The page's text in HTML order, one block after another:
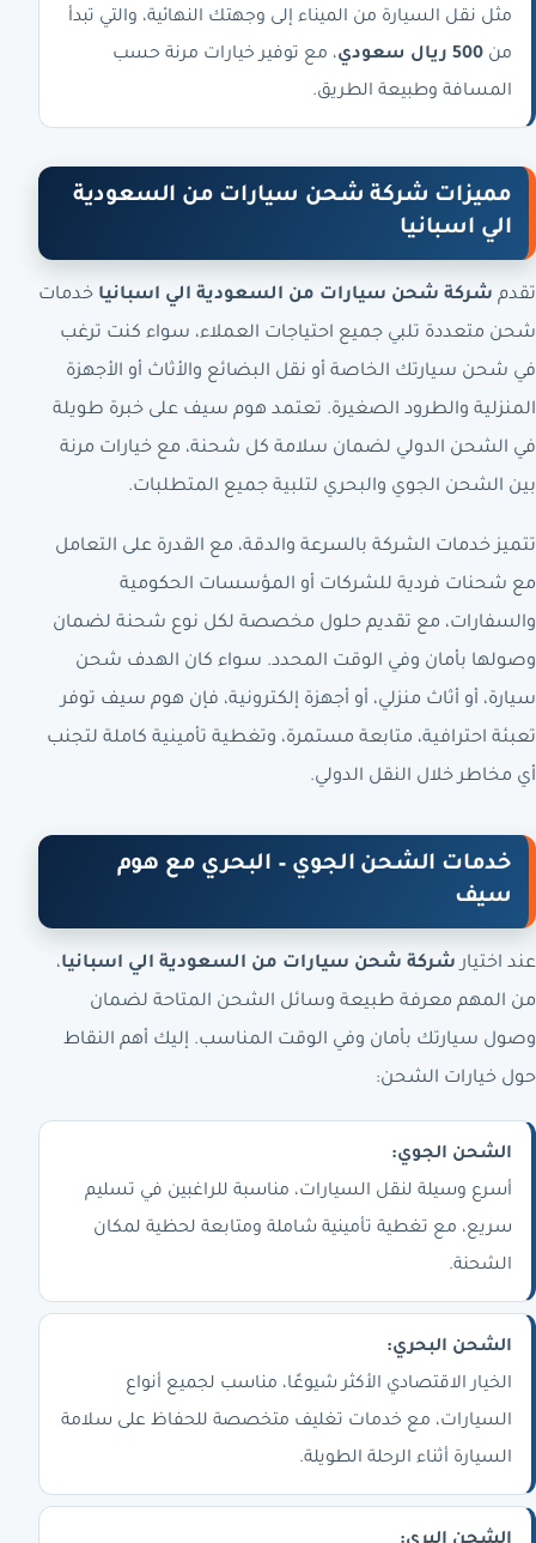
مثل نقل السيارة من الميناء إلى وجهتك النهائية، والتي تبدأ
من 500 ريال سعودي
، مع توفير خيارات مرنة حسب
المسافة وطبيعة الطريق.
مميزات شركة شحن سيارات من السعودية
الي اسبانيا
تقدم شركة شحن سيارات من السعودية الي اسبانيا خدمات
شحن متعددة تلبي جميع احتياجات العملاء، سواء كنت ترغب
في شحن سيارتك الخاصة أو نقل البضائع والأثاث أو الأجهزة
المنزلية والطرود الصغيرة. تعتمد هوم سيف على خبرة طويلة
في الشحن الدولي لضمان سلامة كل شحنة، مع خيارات مرنة
بين الشحن الجوي والبحري لتلبية جميع المتطلبات.
تتميز خدمات الشركة بالسرعة والدقة، مع القدرة على التعامل
مع شحنات فردية للشركات أو المؤسسات الحكومية
والسفارات، مع تقديم حلول مخصصة لكل نوع شحنة لضمان
وصولها بأمان وفي الوقت المحدد. سواء كان الهدف شحن
سيارة، أو أثاث منزلي، أو أجهزة إلكترونية، فإن هوم سيف توفر
تعبئة احترافية، متابعة مستمرة، وتغطية تأمينية كاملة لتجنب
أي مخاطر خلال النقل الدولي.
خدمات الشحن الجوي – البحري مع هوم
سيف
عند اختيار شركة شحن سيارات من السعودية الي اسبانيا،
من المهم معرفة طبيعة وسائل الشحن المتاحة لضمان
وصول سيارتك بأمان وفي الوقت المناسب. إليك أهم النقاط
حول خيارات الشحن:
الشحن الجوي:
أسرع وسيلة لنقل السيارات، مناسبة للراغبين في تسليم
سريع، مع تغطية تأمينية شاملة ومتابعة لحظية لمكان
الشحنة.
الشحن البحري:
الخيار الاقتصادي الأكثر شيوعًا، مناسب لجميع أنواع
السيارات، مع خدمات تغليف متخصصة للحفاظ على سلامة
السيارة أثناء الرحلة الطويلة.